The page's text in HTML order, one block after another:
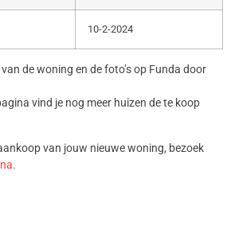
10-2-2024
de woning en de foto’s op Funda door
vind je nog meer huizen de te koop
van jouw nieuwe woning, bezoek